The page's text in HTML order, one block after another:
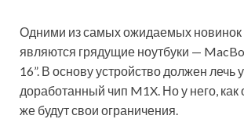
Одними из самых ожидаемых новинок
являются грядущие ноутбуки —
16”. В основу устройство должен
доработанный чип M1X. Но у него, как
же будут свои ограничения.